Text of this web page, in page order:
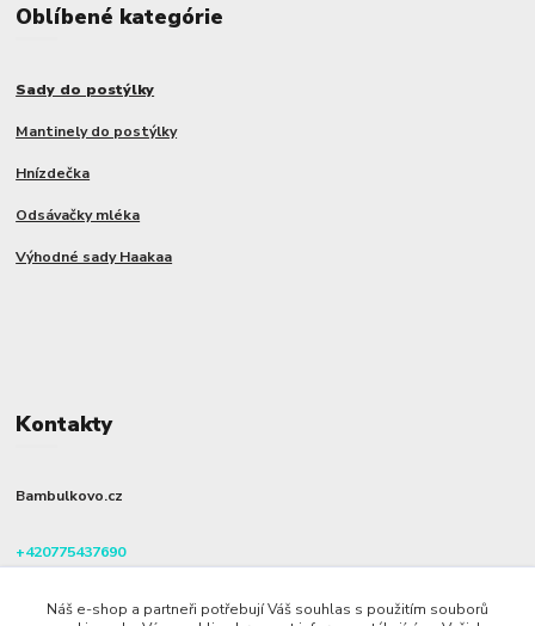
Oblíbené kategórie
Sady do postýlky
Mantinely do postýlky
Hnízdečka
Odsávačky mléka
Výhodné sady Haakaa
Kontakty
Bambulkovo.cz
+420775437690
info@bambulkovo.cz
Náš e-shop a partneři potřebují Váš souhlas s použitím souborů